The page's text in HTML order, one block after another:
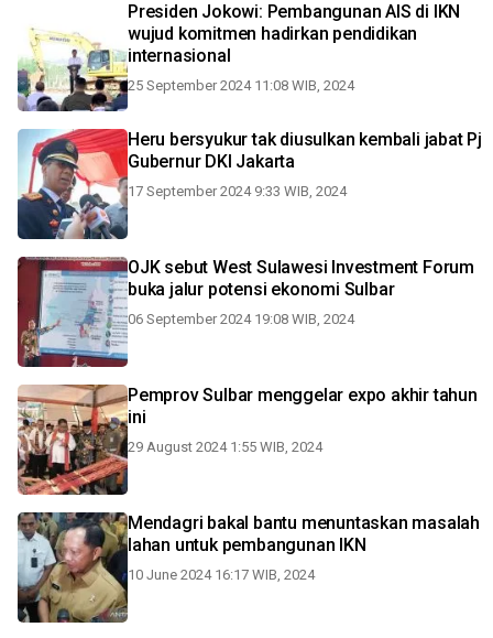
Presiden Jokowi: Pembangunan AIS di IKN
wujud komitmen hadirkan pendidikan
internasional
25 September 2024 11:08 WIB, 2024
Heru bersyukur tak diusulkan kembali jabat Pj
Gubernur DKI Jakarta
17 September 2024 9:33 WIB, 2024
OJK sebut West Sulawesi Investment Forum
buka jalur potensi ekonomi Sulbar
06 September 2024 19:08 WIB, 2024
Pemprov Sulbar menggelar expo akhir tahun
ini
29 August 2024 1:55 WIB, 2024
Mendagri bakal bantu menuntaskan masalah
lahan untuk pembangunan IKN
10 June 2024 16:17 WIB, 2024